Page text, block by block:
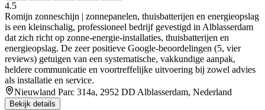
4.5
Romijn zonneschijn | zonnepanelen, thuisbatterijen en energieopslag
is een kleinschalig, professioneel bedrijf gevestigd in Alblasserdam
dat zich richt op zonne-energie-installaties, thuisbatterijen en
energieopslag. De zeer positieve Google-beoordelingen (5, vier
reviews) getuigen van een systematische, vakkundige aanpak,
heldere communicatie en voortreffelijke uitvoering bij zowel advies
als installatie en service.
Nieuwland Parc 314a, 2952 DD Alblasserdam, Nederland
Bekijk details